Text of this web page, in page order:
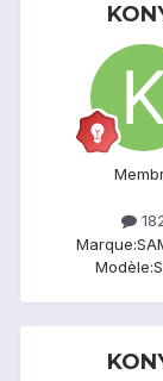
Marque:
Modèle: